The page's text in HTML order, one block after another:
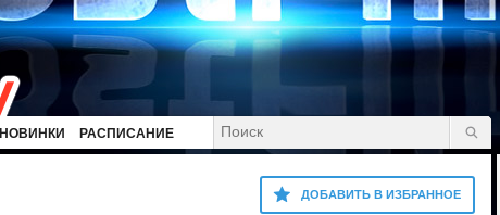
НОВИНКИ РАСПИСАНИЕ
ДОБАВИТЬ В ИЗБРАННОЕ